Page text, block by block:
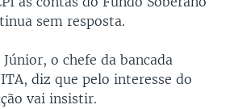
sem resposta.
o chefe da bancada
diz que pelo interesse do
vai insistir.